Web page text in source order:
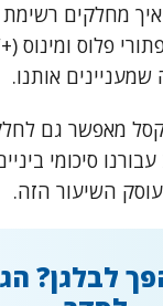
מחלקים
פלוס ומינוס
אותנו.
מאפשר גם
סיכומי
השיעור הזה.
לבלגן?